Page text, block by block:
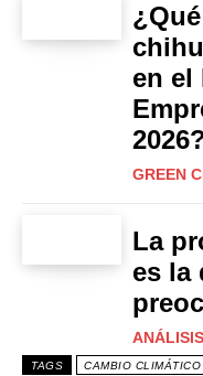
en el
GREEN
La
es la
TAGS CAMBIO CLIMÁTICO